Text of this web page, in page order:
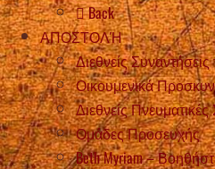
Back
ΑΠΟΣΤΟΛΉ
Διεθνείς
Οικουμενικά
Διεθνείς
Ομάδες Προσευχής
Beth Myriam –